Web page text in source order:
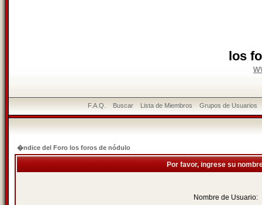
los
F.A.Q. Buscar Lista de Miembros Grupos de Usuarios
�ndice del Foro los foros de nódulo
Por favor, ingrese su
Nombre de Usuario: